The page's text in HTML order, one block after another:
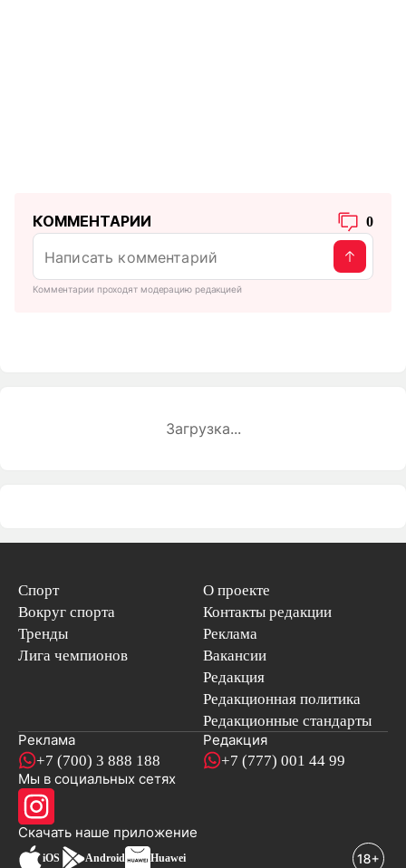
КОММЕНТАРИИ 0
Комментарии проходят модерацию редакцией
Загрузка...
Спорт
Вокруг спорта
Тренды
Лига чемпионов
О проекте
Контакты редакции
Реклама
Вакансии
Редакция
Редакционная политика
Редакционные стандарты
Реклама
+7 (700) 3 888 188
Редакция
+7 (777) 001 44 99
Мы в социальных сетях
Скачать наше приложениеновостей
iOS Android Huawei